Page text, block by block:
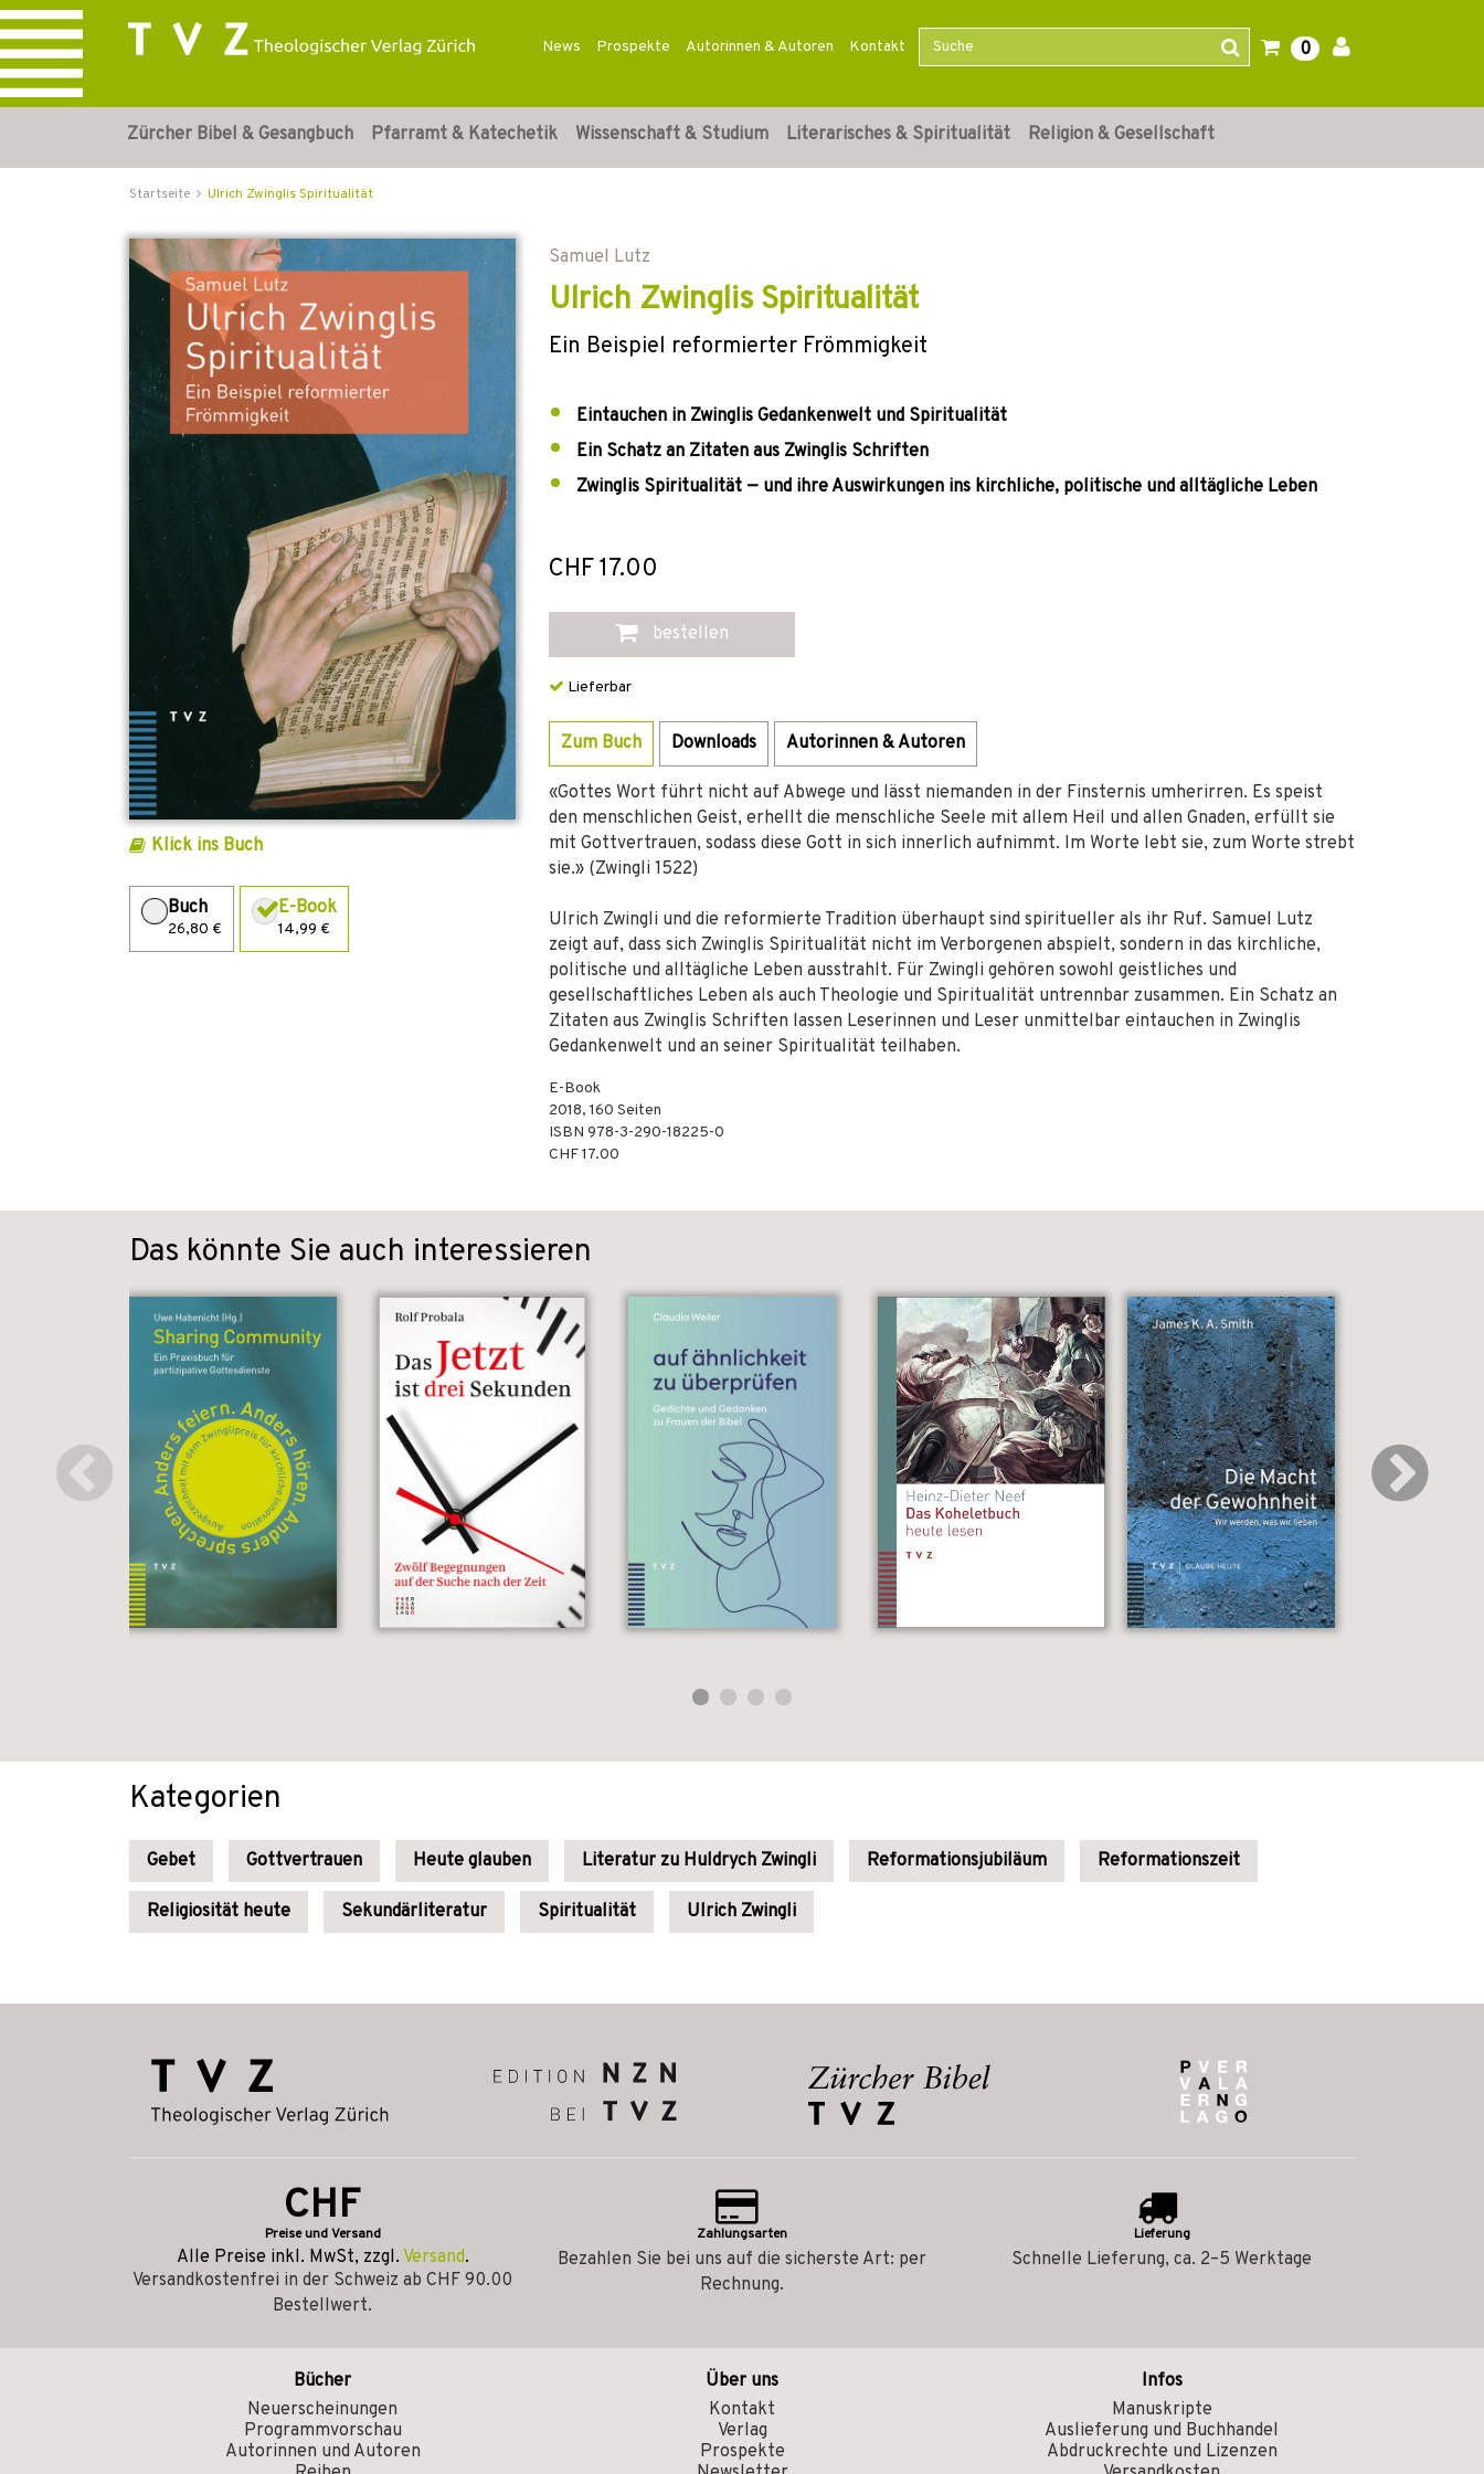
News Prospekte Autorinnen & Autoren Kontakt 0
Zürcher Bibel & Gesangbuch Pfarramt & Katechetik Wissenschaft & Studium Literarisches & Spiritualität Religion & Gesellschaft
Startseite Ulrich Zwinglis Spiritualität
Klick ins Buch
Buch
26,80 €
E-Book
14,99 €
Samuel Lutz
Ulrich Zwinglis Spiritualität
Ein Beispiel reformierter Frömmigkeit
Eintauchen in Zwinglis Gedankenwelt und Spiritualität
Ein Schatz an Zitaten aus Zwinglis Schriften
Zwinglis Spiritualität — und ihre Auswirkungen ins kirchliche, politische und alltägliche Leben
CHF 17.00
bestellen
Lieferbar
Zum Buch Downloads Autorinnen & Autoren
«Gottes Wort führt nicht auf Abwege und lässt niemanden in der Finsternis umherirren. Es speist
den menschlichen Geist, erhellt die menschliche Seele mit allem Heil und allen Gnaden, erfüllt sie
mit Gottvertrauen, sodass diese Gott in sich innerlich aufnimmt. Im Worte lebt sie, zum Worte strebt
sie.» (Zwingli 1522)
Ulrich Zwingli und die reformierte Tradition überhaupt sind spiritueller als ihr Ruf. Samuel Lutz
zeigt auf, dass sich Zwinglis Spiritualität nicht im Verborgenen abspielt, sondern in das kirchliche,
politische und alltägliche Leben ausstrahlt. Für Zwingli gehören sowohl geistliches und
gesellschaftliches Leben als auch Theologie und Spiritualität untrennbar zusammen. Ein Schatz an
Zitaten aus Zwinglis Schriften lassen Leserinnen und Leser unmittelbar eintauchen in Zwinglis
Gedankenwelt und an seiner Spiritualität teilhaben.
E-Book
2018, 160 Seiten
ISBN 978-3-290-18225-0
CHF 17.00
Das könnte Sie auch interessieren
Kategorien
Gebet Gottvertrauen Heute glauben Literatur zu Huldrych Zwingli Reformationsjubiläum Reformationszeit
Religiosität heute Sekundärliteratur Spiritualität Ulrich Zwingli
CHF
Preise und Versand
Alle Preise inkl. MwSt, zzgl. Versand.
Versandkostenfrei in der Schweiz ab CHF 90.00
Bestellwert.
Zahlungsarten
Bezahlen Sie bei uns auf die sicherste Art: per
Rechnung.
Lieferung
Schnelle Lieferung, ca. 2–5 Werktage
Bücher
Neuerscheinungen
Programmvorschau
Autorinnen und Autoren
Über uns
Kontakt
Verlag
Prospekte
Infos
Manuskripte
Auslieferung und Buchhandel
Abdruckrechte und Lizenzen